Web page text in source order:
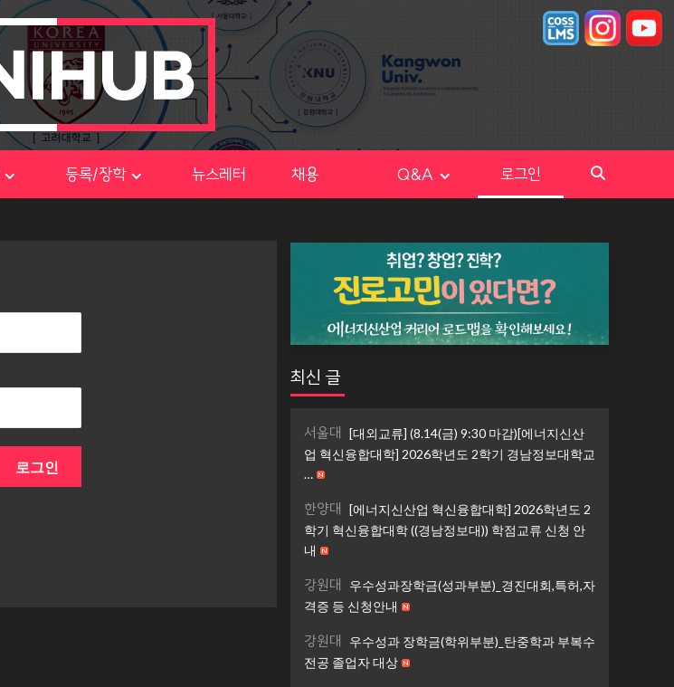
등록/장학 뉴스레터 채용 Q&A 로그인
최신 글
서울대
[대외교류] (8.14(금) 9:30 마감)[에너지신산
업 혁신융합대학] 2026학년도 2학기 경남정보대학교
…
한양대
[에너지신산업 혁신융합대학] 2026학년도 2
학기 혁신융합대학 ((경남정보대)) 학점교류 신청 안
내
강원대
우수성과장학금(성과부분)_경진대회,특허,자
격증 등 신청안내
강원대
우수성과 장학금(학위부분)_탄중학과 부복수
전공 졸업자 대상